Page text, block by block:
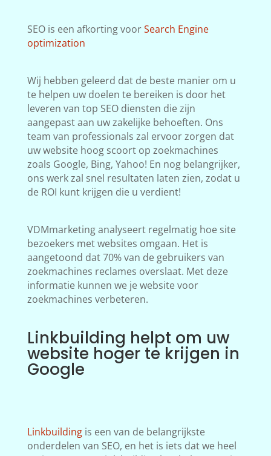
SEO is een afkorting voorSearch Engine
optimization
Wij hebben geleerd dat de beste manier om u
te helpen uw doelen te bereiken is door het
leveren van top SEO diensten die zijn
aangepast aan uw zakelijke behoeften. Ons
team van professionals zal ervoor zorgen dat
uw website hoog scoort op zoekmachines
zoals Google, Bing, Yahoo! En nog belangrijker,
ons werk zal snel resultaten laten zien, zodat u
de ROI kunt krijgen die u verdient!
VDMmarketing analyseert regelmatig hoe site
bezoekers met websites omgaan. Het is
aangetoond dat 70% van de gebruikers van
zoekmachines reclames overslaat. Met deze
informatie kunnen we je website voor
zoekmachines verbeteren.
Linkbuilding helpt om uw
website hoger te krijgen in
Google
Linkbuildingis een van de belangrijkste
onderdelen van SEO, en het is iets dat we heel